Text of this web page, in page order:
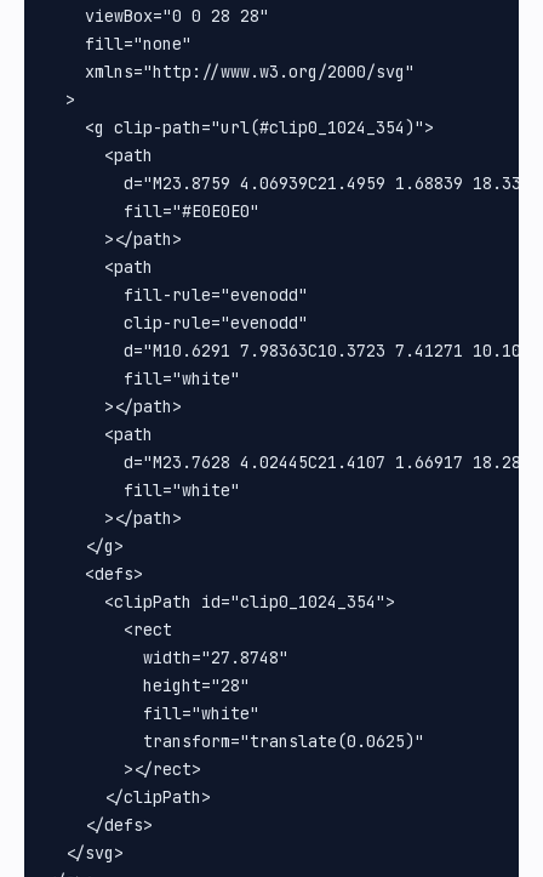
    viewBox="0 0 28 28"
    fill="none"
    xmlns="http://www.w3.org/2000/svg"
  >
    <g clip-path="url(#clip0_1024_354)">
      <path
d="M23.8759 4.06939C21.4959 1.68839
        fill="#E0E0E0"
      ></path>
      <path
        fill-rule="evenodd"
        clip-rule="evenodd"
d="M10.6291 7.98363C10.3723 7.41271
        fill="white"
      ></path>
      <path
d="M23.7628 4.02445C21.4107 1.66917
        fill="white"
      ></path>
    </g>
    <defs>
      <clipPath id="clip0_1024_354">
        <rect
          width="27.8748"
          height="28"
          fill="white"
          transform="translate(0.0625)"
        ></rect>
      </clipPath>
    </defs>
  </svg>